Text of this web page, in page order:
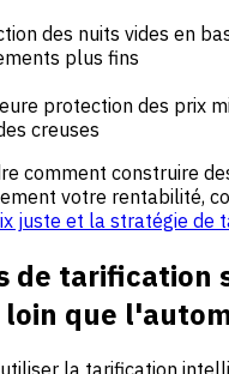
des nuits vides en
plus fins
protection des prix
creuses
comment construire
votre rentabilité,
juste et la stratégie de
de tarification
que